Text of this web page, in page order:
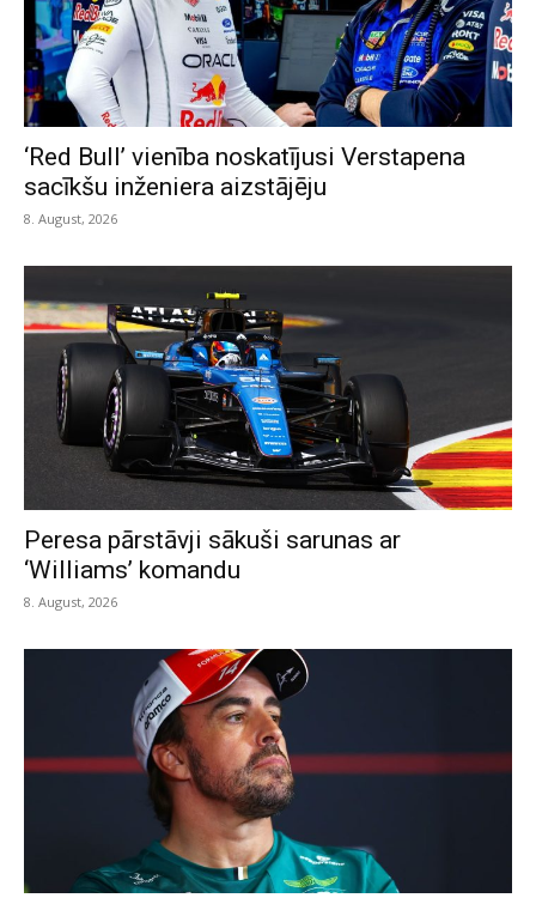
‘Red Bull’ vienība noskatījusi Verstapena
sacīkšu inženiera aizstājēju
8. August, 2026
Peresa pārstāvji sākuši sarunas ar
‘Williams’ komandu
8. August, 2026